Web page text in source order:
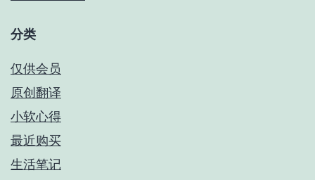
分类
仅供会员
原创翻译
小软心得
最近购买
生活笔记